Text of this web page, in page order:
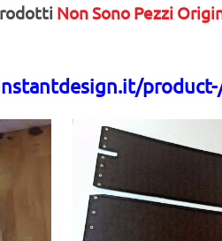
Non Sono Pezzi
ntdesign.it/product-